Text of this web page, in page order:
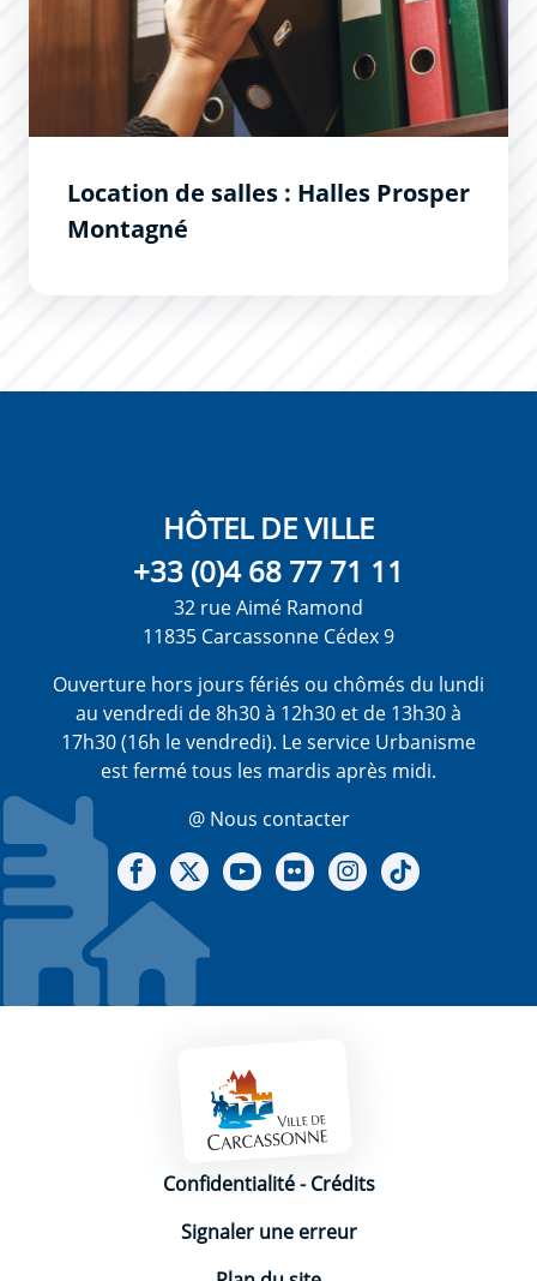
Location de salles : Halles Prosper
Montagné
HÔTEL DE VILLE
+33 (0)4 68 77 71 11
32 rue Aimé Ramond
11835 Carcassonne Cédex 9
Ouverture hors jours fériés ou chômés du lundi
au vendredi de 8h30 à 12h30 et de 13h30 à
17h30 (16h le vendredi). Le service Urbanisme
est fermé tous les mardis après midi.
@ Nous contacter
Notre Facebook
Notre X - (twitter)
Notre chaine Youtube
Notre Gallerie sur Flickr
Notre Instagram
Mentions légales
Confidentialité-Crédits
Signaler une erreur